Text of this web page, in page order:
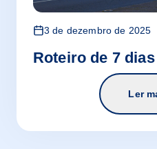
3 de dezembro de 2025
Roteiro de 7
Ler